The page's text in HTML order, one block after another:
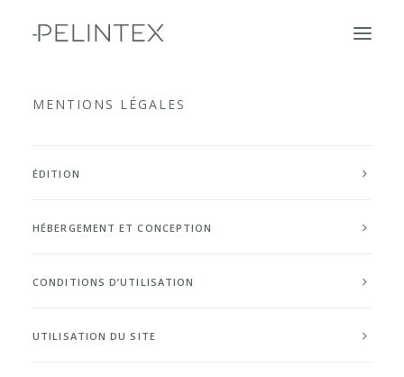
CONTACT
MENTIONS LÉGALES
ÉDITION
HÉBERGEMENT ET CONCEPTION
CONDITIONS D’UTILISATION
UTILISATION DU SITE